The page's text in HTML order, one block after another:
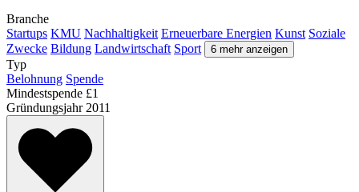
Branche
Startups KMU Nachhaltigkeit Erneuerbare Energien Kunst Soziale
Zwecke Bildung Landwirtschaft Sport 6 mehr anzeigen
Typ
Belohnung Spende
Mindestspende £1
Gründungsjahr 2011